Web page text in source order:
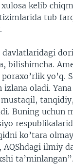
xulosa kelib
tub
davlatlaridagi
bilishimcha.
yo’q.
oladi.
mustaqil,
Buning uchun
ko’tara
AQShdagi ilmiy
ta’minlangan”.